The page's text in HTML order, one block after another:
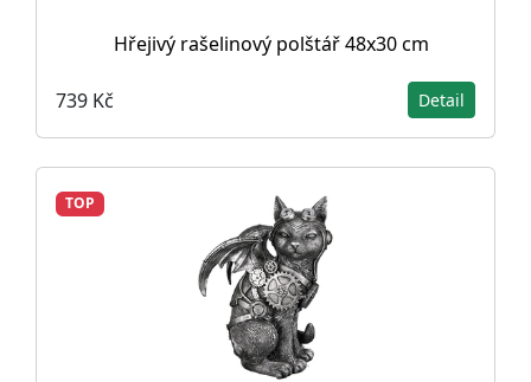
Hřejivý rašelinový polštář 48x30 cm
739 Kč Detail
TOP